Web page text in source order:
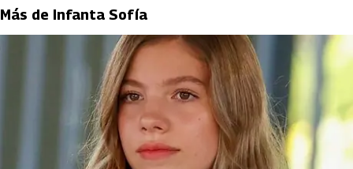
Más de Infanta Sofía